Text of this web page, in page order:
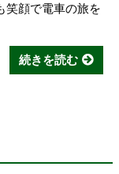
笑顔で電車の旅を
続きを読む